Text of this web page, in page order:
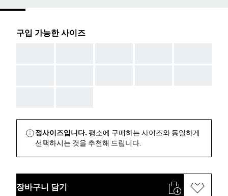
구입 가능한 사이즈
정사이즈입니다. 평소에 구매하는 사이즈와 동일하게
선택하시는 것을 추천해 드립니다.
장바구니 담기